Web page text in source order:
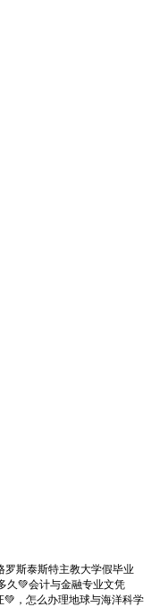
罗斯泰斯特主教大学假毕业
久💚会计与金融专业文凭
，怎么办理地球与海洋科学